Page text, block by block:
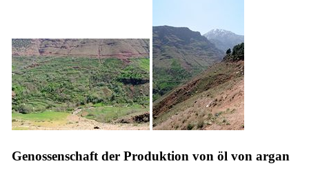
Genossenschaft der Produktion von öl von argan